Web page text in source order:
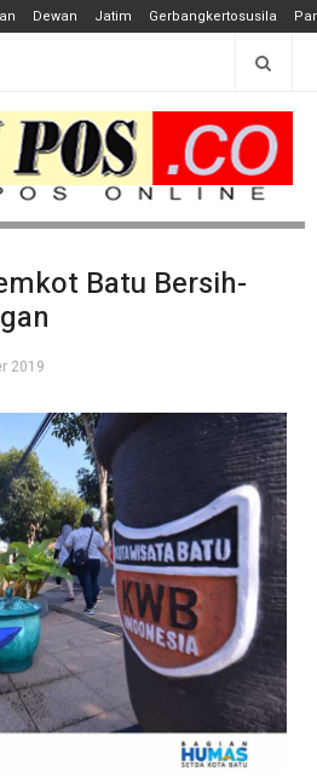
Dewan Jatim Gerbangkertosusila
Batu Bersih-
2019